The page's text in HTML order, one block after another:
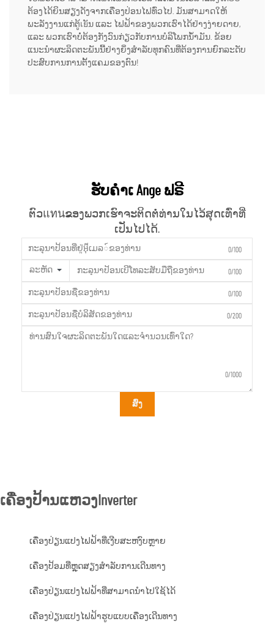
ຕ້ອງໄດ້ຍິນສຽງດັງຈາກເຄື່ອງປ່ອນໄຟທົ່ວໄປ. ມັນສາມາດໃຫ້
ພະລັງງານແກ່ຕູ້เยັນ ແລະ ໄຟຟ້າຂອງພວກເຮົາໄດ້ຢ່າງງ່າຍດາຍ,
ແລະ ພວກເຮົາບໍ່ຕ້ອງກັງວົນກ່ຽວກັບການບໍລິໂພກນ້ຳມັນ. ຂ້ອຍ
ແນະນຳຜະລິດຕະພັນນີ້ຢ່າງຍິ່ງສຳລັບທຸກຄົນທີ່ຕ້ອງການຍົກລະດັບ
ປະສົບການການຕັ້ງແຄມຂອງຕົນ!
ຮັບຄຳເ Ange ຟຣີ
ຕົວแทนຂອງພວກເຮົາຈະຕິດຕໍ່ທ່ານໃນໄວ້ສຸດເທົ່າທີ່
ເປັນໄປໄດ້.
0/100
ລະຫັດ 0/100
0/100
0/200
0/1000
ສົ່ງ
ເຄື່ອງປ້ານແຫວງInverter
ເຄື່ອງປ່ຽນແປງໄຟຟ້າທີ່ເງີບສະຫງົບຫຼາຍ
ເຄື່ອງປ້ອມທີ່ຫຼຸດສຽງສຳລັບການເດີນທາງ
ເຄື່ອງປ່ຽນແປງໄຟຟ້າທີ່ສາມາດນຳໄປໃຊ້ໄດ້
ເຄື່ອງປ່ຽນແປງໄຟຟ້າຮູບແບບເຄື່ອງເດີນທາງ